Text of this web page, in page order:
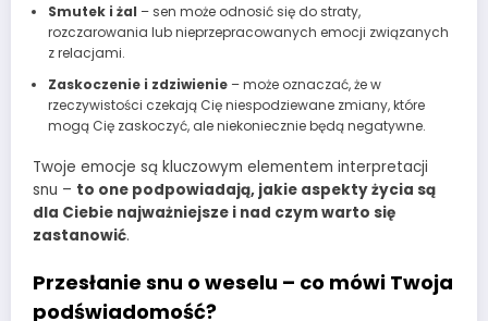
Smutek i żal – sen może odnosić się do straty,
rozczarowania lub nieprzepracowanych emocji związanych
z relacjami.
Zaskoczenie i zdziwienie– może oznaczać, że w
rzeczywistości czekają Cię niespodziewane zmiany, które
mogą Cię zaskoczyć, ale niekoniecznie będą negatywne.
Twoje emocje są kluczowym elementem interpretacji
snu – to one podpowiadają, jakie aspekty życia są
dla Ciebie najważniejsze i nad czym warto się
zastanowić.
Przesłanie snu o weselu – co mówi Twoja
podświadomość?